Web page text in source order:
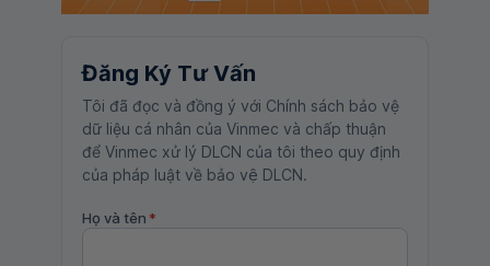
Đăng Ký Tư Vấn
Tôi đã đọc và đồng ý với Chính sách bảo vệ
dữ liệu cá nhân của Vinmec và chấp thuận
để Vinmec xử lý DLCN của tôi theo quy định
của pháp luật về bảo vệ DLCN.
Họ và tên *